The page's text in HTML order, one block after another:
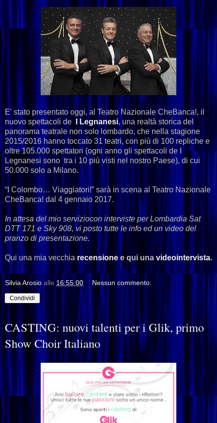
E' stato presentato oggi, al Teatro Nazionale CheBanca!, il
nuovo spettacoli de
I Legnanesi, una realtà storica del
panorama teatrale non solo lombardo, che nella stagione
2015/2016 hanno toccato 31 teatri, con più di 100 repliche e
oltre 105.000 spettatori (ogni anno gli spettacoli de I
Legnanesi sono tra i 10 più visti nel nostro Paese), di cui
50.000 solo a Milano.
“I Colombo… Viaggiatori!” sarà in scena al Teatro Nazionale
CheBanca! dal 4 gennaio 2017.
In attesa del mio serviziocon interviste per Lombardia Sat
DTT 171 e Sky 908, vi posto tutte le info ed un video del
pranzo di presentazione.
Qui una mia vecchia recensione e qui una videointervista.
Silvia Arosio alle 16:55:00 Nessun commento:
Condividi
CASTING: nuovi talenti per i Glik, primo
Show Choir Italiano